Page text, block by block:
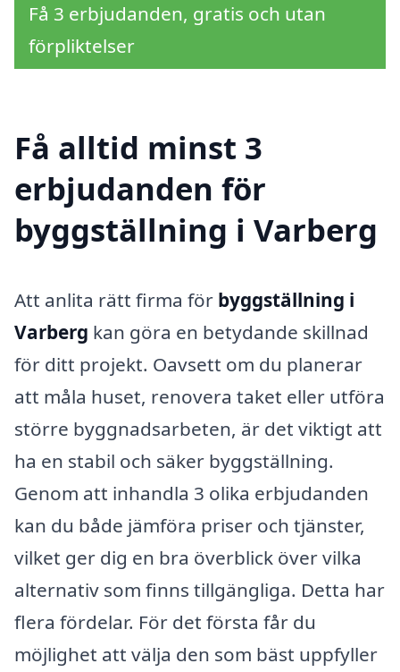
Få 3 erbjudanden, gratis och utan
förpliktelser
Få alltid minst 3
erbjudanden för
byggställning i Varberg
Att anlita rätt firma för byggställning i
Varberg kan göra en betydande skillnad
för ditt projekt. Oavsett om du planerar
att måla huset, renovera taket eller utföra
större byggnadsarbeten, är det viktigt att
ha en stabil och säker byggställning.
Genom att inhandla 3 olika erbjudanden
kan du både jämföra priser och tjänster,
vilket ger dig en bra överblick över vilka
alternativ som finns tillgängliga. Detta har
flera fördelar. För det första får du
möjlighet att välja den som bäst uppfyller